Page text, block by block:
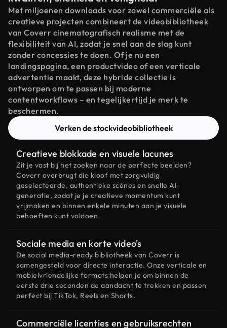
Met miljoenen downloads voor zowel commerciële als
creatieve projecten combineert de videobibliotheek
van Coverr cinematografisch realisme met de
flexibiliteit van AI, zodat je snel aan de slag kunt
zonder concessies te doen. Of je nu een
landingspagina, een productvideo of een verticale
advertentie maakt, deze hybride collectie is
ontworpen om te passen bij moderne
contentworkflows – en tegelijkertijd je merk te
beschermen.
Verken de stockvideobibliotheek
Creatieve blokkade en visuele lacunes
Zit je vast bij het zoeken naar de perfecte beelden?
Coverr overbrugt die kloof met zorgvuldig
geselecteerde, authentieke scènes en snelle AI-
generatie, zodat je je creatieve momentum kunt
vrijmaken en binnen enkele minuten aan je visuele
behoeften kunt voldoen.
Sociale media en korte video's
De social media-ready bibliotheek van Coverr is
samengesteld voor directe interactie. Onze verticale en
mobielvriendelijke formats helpen je om binnen de
eerste drie seconden de aandacht te trekken en passen
perfect bij TikTok, Reels en Shorts.
Commerciële licenties en gebruiksrechten